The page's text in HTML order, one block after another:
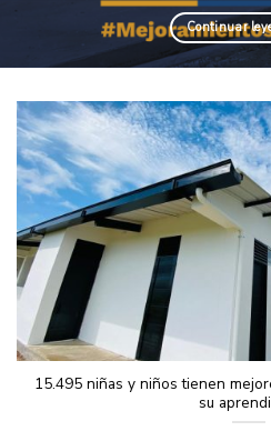
Continuar
15.495 niñas y niños tienen
su